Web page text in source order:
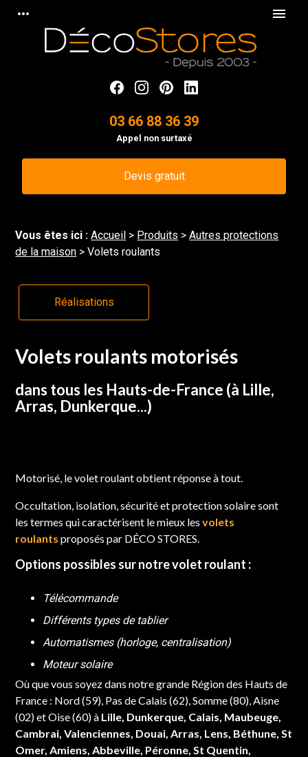
more_horiz menu
03 66 88 36 39
Appel non surtaxé
Devis gratuit
Vous êtes ici : Accueil > Produits >Autres protections
de la maison > Volets roulants
Réalisations
Volets roulants motorisés
dans tous les Hauts-de-France (à Lille,
Arras, Dunkerque...)
Motorisé, le volet roulant obtient réponse à tout.
Occultation, isolation, sécurité et protection solaire sont
les termes qui caractérisent le mieux lesvolets
roulants proposés par DÉCO STORES.
Options possibles sur notre volet roulant :
Télécommande
Différents types de tablier
Automatismes (horloge, centralisation)
Moteur solaire
Où que vous soyez dans notre grande Région des Hauts de
France : Nord (59), Pas de Calais (62), Somme (80), Aisne
(02) et Oise (60) à Lille, Dunkerque, Calais, Maubeuge,
Cambrai, Valenciennes, Douai, Arras, Lens, Béthune, St
Omer, Amiens, Abbeville, Péronne, St Quentin,